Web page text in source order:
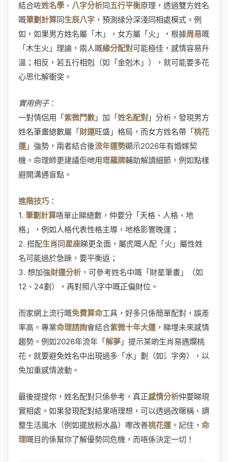
結合咗姓名學 、 八字分析同五行平衡原理，透過雙方姓名
嘅筆劃計算同生辰八字 ，預測緣分深淺同相處模式。例
如，如果男方姓名屬「木」，女方屬「火」，根據周易嘅
「木生火」理論，兩人嘅緣分配對可能極佳，感情容易升
溫；相反，若五行相剋（如「金剋木」），就可能要多花
心思化解衝突。
實用例子：
一對情侶用「紫微鬥數」加「姓名配對 」分析，發現男方
姓名筆畫總數屬「財運旺盛」格局，而女方姓名帶「桃花
運 」強勢，兩者結合後流年運勢顯示2026年有婚嫁契
機。命理師更建議佢哋用塔羅牌輔助解讀細節，例如點樣
避開溝通盲點。
進階技巧：
1. 筆劃計算唔單止睇總數，仲要分「天格、人格、地
格」，例如人格代表性格主導，地格影響晚運；
2. 搭配生肖同星座睇更全面，屬虎嘅人配「火」屬性姓
名可能過於急躁，要平衡返；
3. 想加強財運分析 ，可參考姓名中嘅「財星筆畫」（如
12、24劃），再對照八字中嘅正偏財位。
而家網上流行嘅免費算命工具，好多只係簡單配對，誤差
率高。專業命理諮詢會結合紫微十年大運 ，睇埋未來感情
趨勢。例如2026年流年「解夢 」提示某啲生肖易遇爛桃
花，就要避免姓名中出現過多「水」劃（如氵字旁），以
免加重感情波動。
最後提提你，姓名配對只係參考，真正感情分析仲要睇現
實相處。如果發現配對結果唔理想，可以透過改暱稱、調
整生活風水（例如擺放粉水晶）嚟改善桃花運 。記住， 命
理嘅目的係幫你了解優勢同危機，而唔係決定一切！